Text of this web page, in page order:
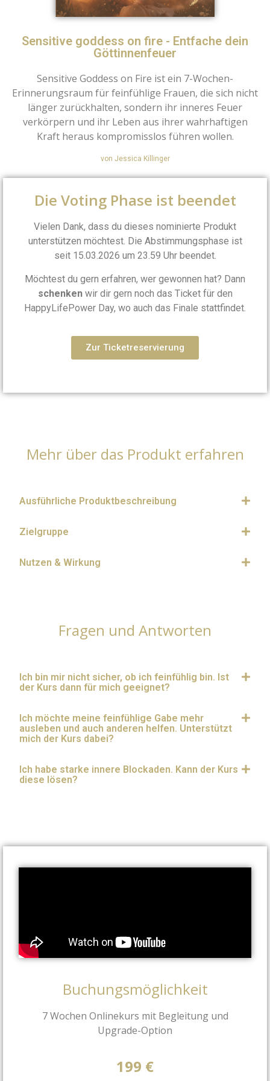
Sensitive goddess on fire - Entfache dein
Göttinnenfeuer
Sensitive Goddess on Fire ist ein 7-Wochen-
Erinnerungsraum für feinfühlige Frauen, die sich nicht
länger zurückhalten, sondern ihr inneres Feuer
verkörpern und ihr Leben aus ihrer wahrhaftigen
Kraft heraus kompromisslos führen wollen.
von Jessica Killinger
Die Voting Phase ist beendet
Vielen Dank, dass du dieses nominierte Produkt
unterstützen möchtest. Die Abstimmungsphase ist
seit 15.03.2026 um 23.59 Uhr beendet.
Möchtest du gern erfahren, wer gewonnen hat? Dann
schenkenwir dir gern noch das Ticket für den
HappyLifePower Day, wo auch das Finale stattfindet.
Zur Ticketreservierung
Mehr über das Produkt erfahren
Ausführliche Produktbeschreibung
Zielgruppe
Nutzen & Wirkung
Fragen und Antworten
Ich bin mir nicht sicher, ob ich feinfühlig bin. Ist
der Kurs dann für mich geeignet?
Ich möchte meine feinfühlige Gabe mehr
ausleben und auch anderen helfen. Unterstützt
mich der Kurs dabei?
Ich habe starke innere Blockaden. Kann der Kurs
diese lösen?
Buchungsmöglichkeit
7 Wochen Onlinekurs mit Begleitung und
Upgrade-Option
199 €